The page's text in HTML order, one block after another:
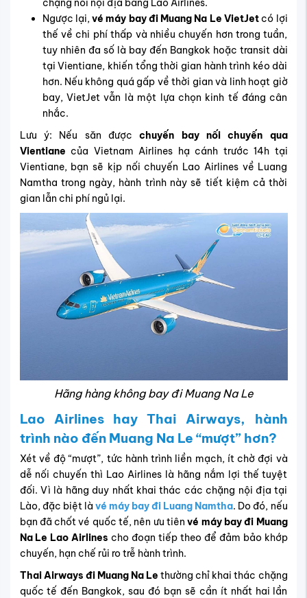
chặng nối nội địa bằng Lao Airlines.
Ngược lại,vé máy bay đi Muang Na Le VietJetcó lợi
thế về chi phí thấp và nhiều chuyến hơn trong tuần,
tuy nhiên đa số là bay đến Bangkok hoặc transit dài
tại Vientiane, khiến tổng thời gian hành trình kéo dài
hơn. Nếu không quá gấp về thời gian và linh hoạt giờ
bay, VietJet vẫn là một lựa chọn kinh tế đáng cân
nhắc.
Lưu ý: Nếu săn đượcchuyến bay nối chuyến qua
Vientiane của Vietnam Airlines hạ cánh trước 14h tại
Vientiane, bạn sẽ kịp nối chuyến Lao Airlines về Luang
Namtha trong ngày, hành trình này sẽ tiết kiệm cả thời
gian lẫn chi phí ngủ lại.
Hãng hàng không bay đi Muang Na Le
Lao Airlines hay Thai Airways, hành
trình nào đến Muang Na Le “mượt” hơn?
Xét về độ “mượt”, tức hành trình liền mạch, ít chờ đợi và
dễ nối chuyến thì Lao Airlines là hãng nắm lợi thế tuyệt
đối. Vì là hãng duy nhất khai thác các chặng nội địa tại
Lào, đặc biệt là vé máy bay đi Luang Namtha. Do đó, nếu
bạn đã chốt vé quốc tế, nên ưu tiênvé máy bay đi Muang
Na Le Lao Airlines cho đoạn tiếp theo để đảm bảo khớp
chuyến, hạn chế rủi ro trễ hành trình.
Thai Airways đi Muang Na Le thường chỉ khai thác chặng
quốc tế đến Bangkok, sau đó bạn sẽ cần ít nhất hai lần